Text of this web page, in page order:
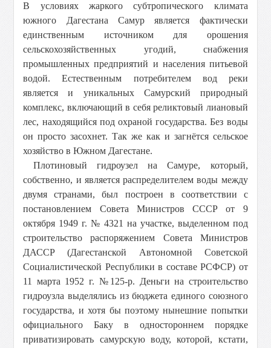
В условиях жаркого субтропического климата
южного Дагестана Самур является фактически
единственным источником для орошения
сельскохозяйственных угодий, снабжения
промышленных предприятий и населения питьевой
водой. Естественным потребителем вод реки
является и уникальных Самурский природный
комплекс, включающий в себя реликтовый лиановый
лес, находящийся под охраной государства. Без воды
он просто засохнет. Так же как и загнётся сельское
хозяйство в Южном Дагестане.
Плотиновый гидроузел на Самуре, который,
собственно, и является распределителем воды между
двумя странами, был построен в соответствии с
постановлением Совета Министров СССР от 9
октября 1949 г. № 4321 на участке, выделенном под
строительство распоряжением Совета Министров
ДАССР (Дагестанской Автономной Советской
Социалистической Республики в составе РСФСР) от
11 марта 1952 г. №125-р. Деньги на строительство
гидроузла выделялись из бюджета единого союзного
государства, и хотя бы поэтому нынешние попытки
официального Баку в одностороннем порядке
приватизировать самурскую воду, которой, кстати,